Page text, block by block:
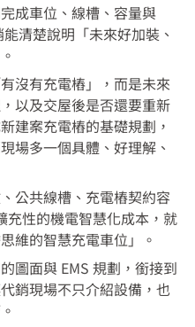
成車位、線槽、容量與
清楚說明「未來好加裝、
沒有充電樁」，而是未來
以及交屋後是否還要重新
建案充電樁的基礎規劃，
場多一個具體、好理解、
公共線槽、充電樁契約容
充性的機電智慧化成本，就
維的智慧充電車位」。
圖面與 EMS 規劃，銜接到
銷現場不只介紹設備，也